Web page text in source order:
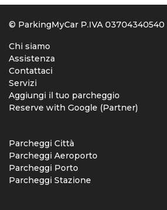
© ParkingMyCar P.IVA 03704340540
Chi siamo
Assistenza
Contattaci
Servizi
Aggiungi il tuo parcheggio
Reserve with Google (Partner)
Parcheggi Città
Parcheggi Aeroporto
Parcheggi Porto
Parcheggi Stazione